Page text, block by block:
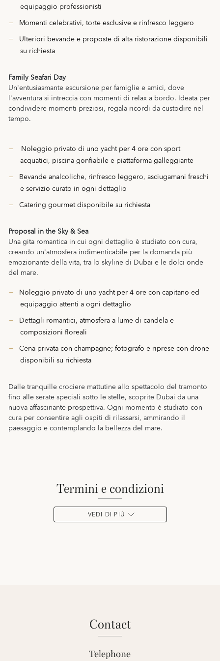
equipaggio professionisti
Momenti celebrativi, torte esclusive e rinfresco leggero
Ulteriori bevande e proposte di alta ristorazione disponibili
su richiesta
Family Seafari Day
Un'entusiasmante escursione per famiglie e amici, dove
l'avventura si intreccia con momenti di relax a bordo. Ideata per
condividere momenti preziosi, regala ricordi da custodire nel
tempo.
Noleggio privato di uno yacht per 4 ore con sport
acquatici, piscina gonfiabile e piattaforma galleggiante
Bevande analcoliche, rinfresco leggero, asciugamani freschi
e servizio curato in ogni dettaglio
Catering gourmet disponibile su richiesta
Proposal in the Sky & Sea
Una gita romantica in cui ogni dettaglio è studiato con cura,
creando un'atmosfera indimenticabile per la domanda più
emozionante della vita, tra lo skyline di Dubai e le dolci onde
del mare.
Noleggio privato di uno yacht per 4 ore con capitano ed
equipaggio attenti a ogni dettaglio
Dettagli romantici, atmosfera a lume di candela e
composizioni floreali
Cena privata con champagne; fotografo e riprese con drone
disponibili su richiesta
Dalle tranquille crociere mattutine allo spettacolo del tramonto
fino alle serate speciali sotto le stelle, scoprite Dubai da una
nuova affascinante prospettiva. Ogni momento è studiato con
cura per consentire agli ospiti di rilassarsi, ammirando il
paesaggio e contemplando la bellezza del mare.
termini e condizioni
VEDI DI PIÙ
contact
Telephone